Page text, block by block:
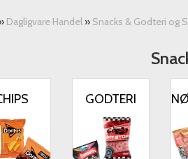
Dagligvare Handel» Snacks & Godteri og
GODTERI